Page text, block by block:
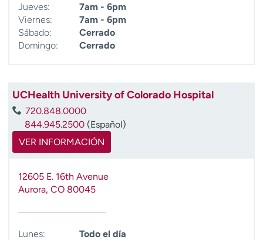
Jueves:
7am - 6pm
Viernes:
7am - 6pm
Sábado:
Cerrado
Domingo:
Cerrado
UCHealth University of Colorado Hospital
720.848.0000
844.945.2500 (Español)
VER INFORMACIÓN
12605 E. 16th Avenue
Aurora, CO 80045
Lunes:
Todo el día